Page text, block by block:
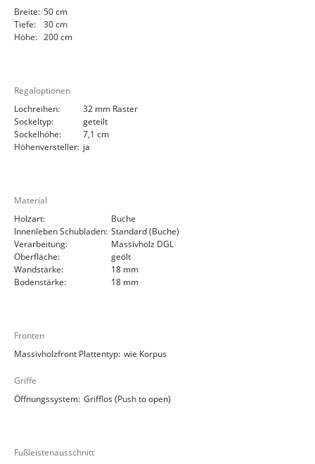
Breite: 50 cm
Tiefe:
30 cm
Höhe: 200 cm
Regaloptionen
Lochreihen:
32 mm Raster
Sockeltyp:
geteilt
Sockelhöhe:
7,1 cm
Höhenversteller: ja
Material
Holzart:
Buche
Innenleben Schubladen: Standard (Buche)
Verarbeitung:
Massivholz DGL
Oberfläche:
geölt
Wandstärke:
18 mm
Bodenstärke:
18 mm
Fronten
Massivholzfront Plattentyp: wie Korpus
Griffe
Öffnungssystem: Grifflos (Push to open)
Fußleistenausschnitt